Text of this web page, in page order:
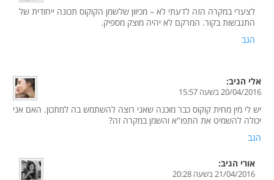
לצערי במקרה הזה לדעתי לא – מכיוון שלשמן הקוקוס תכונה ייחודית של
התגבשות בקור. המרקם לא יהיה מוצק מספיק.
הגב
אלי הגיב:
20/04/2016 בשעה 15:57
יש לי מין מחית קוקוס כבר מוכנה שאני רוצה להשתמש בה למתכון. האם אני
יכולה להשמיט את התפו"א והשמן במקרה זה?
הגב
אורי הגיב:
21/04/2016 בשעה 20:28